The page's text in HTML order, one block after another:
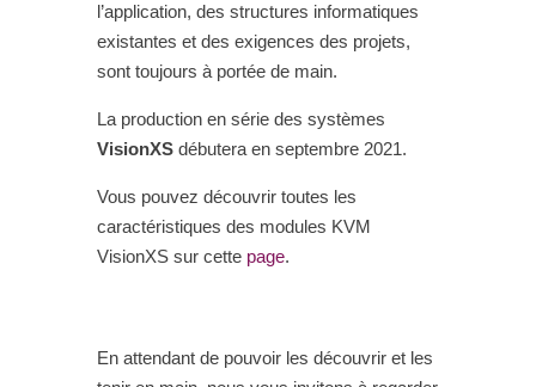
l’application, des structures informatiques
existantes et des exigences des projets,
sont toujours à portée de main.
La production en série des systèmes
VisionXSdébutera en septembre 2021.
Vous pouvez découvrir toutes les
caractéristiques des modules KVM
VisionXS sur cette page.
En attendant de pouvoir les découvrir et les